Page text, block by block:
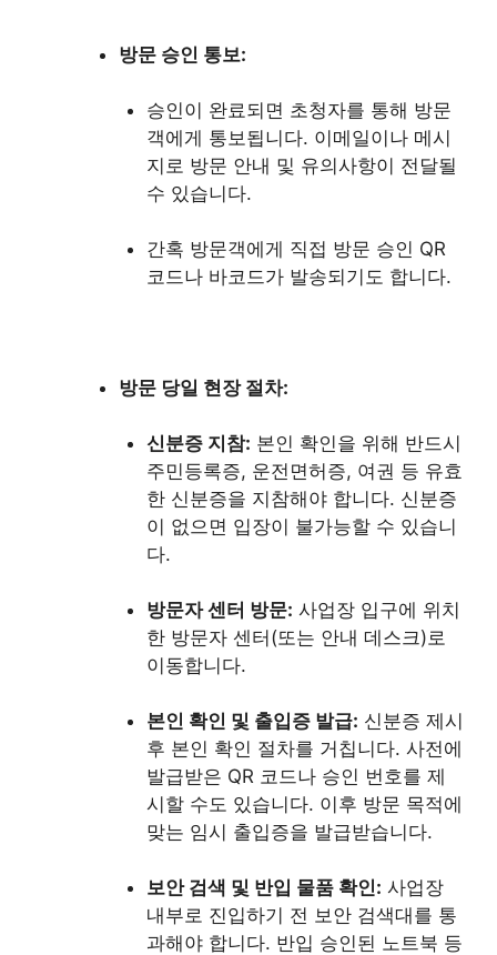
방문 승인 통보:
승인이 완료되면 초청자를 통해 방문
객에게 통보됩니다. 이메일이나 메시
지로 방문 안내 및 유의사항이 전달될
수 있습니다.
간혹 방문객에게 직접 방문 승인 QR
코드나 바코드가 발송되기도 합니다.
방문 당일 현장 절차:
신분증 지참: 본인 확인을 위해 반드시
주민등록증, 운전면허증, 여권 등 유효
한 신분증을 지참해야 합니다. 신분증
이 없으면 입장이 불가능할 수 있습니
다.
방문자 센터 방문: 사업장 입구에 위치
한 방문자 센터(또는 안내 데스크)로
이동합니다.
본인 확인 및 출입증 발급: 신분증 제시
후 본인 확인 절차를 거칩니다. 사전에
발급받은 QR 코드나 승인 번호를 제
시할 수도 있습니다. 이후 방문 목적에
맞는 임시 출입증을 발급받습니다.
보안 검색 및 반입 물품 확인: 사업장
내부로 진입하기 전 보안 검색대를 통
과해야 합니다. 반입 승인된 노트북 등